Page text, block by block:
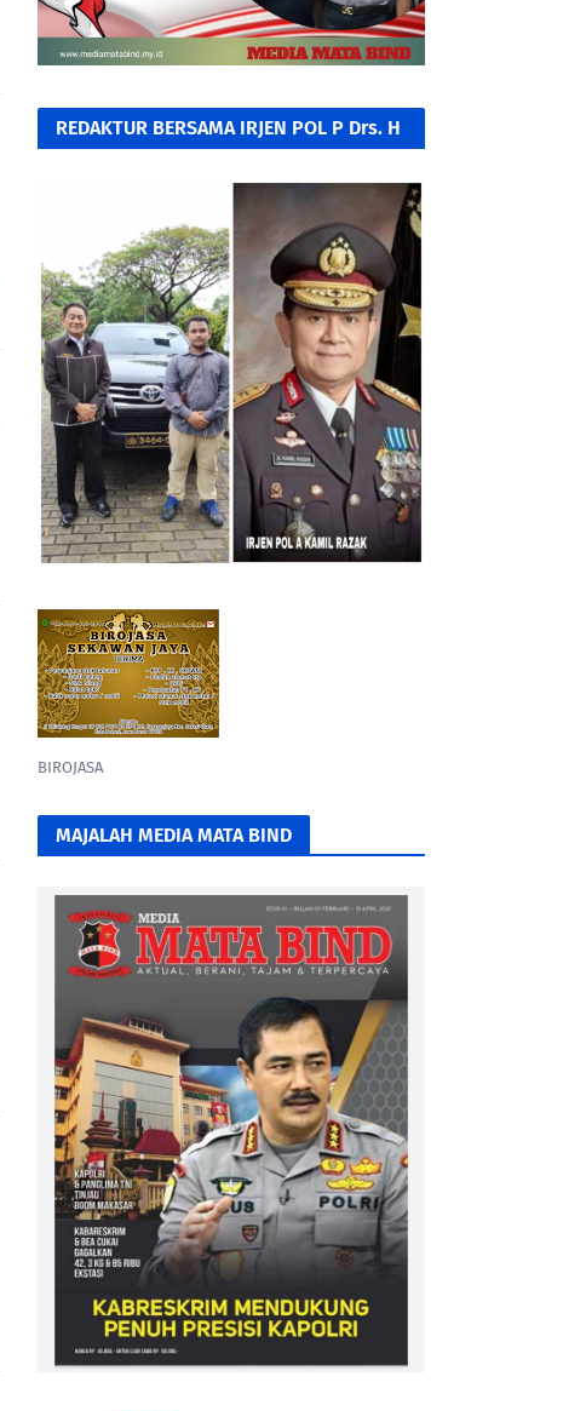
REDAKTUR BERSAMA IRJEN POL P Drs. H
BIROJASA
MAJALAH MEDIA MATA BIND